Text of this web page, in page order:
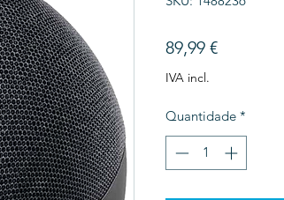
89,99 €Preço
IVA incl.
Quantidade *